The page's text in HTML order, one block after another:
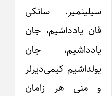
سیلینمیر. سانکی
قان یادداشیم، جان
یادداشیم، جان
یولداشیم کیمی‌دیرلر
و منی هر زامان